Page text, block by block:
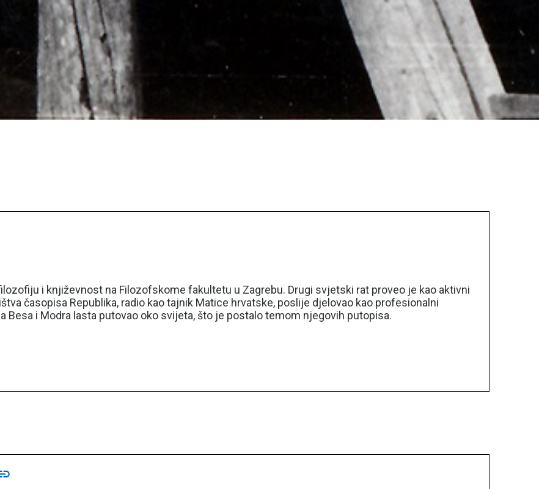
i književnost na Filozofskome fakultetu u Zagrebu. Drugi svjetski rat proveo je kao aktivni
časopisa Republika, radio kao tajnik Matice hrvatske, poslije djelovao kao profesionalni
Besa i Modra lasta putovao oko svijeta, što je postalo temom njegovih putopisa.